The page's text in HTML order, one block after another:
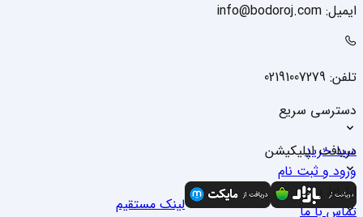
ایمیل: info@bodoroj.com
تلفن: 02191007279
دسترسی سریع
سبد خرید
ورود و ثبت نام
درباره ما
تماس با ما
دریافت اپلیکیشن
لینک مستقیم
ارتباط با ما